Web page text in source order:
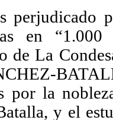
perjudicado
en
de La
por la
y el